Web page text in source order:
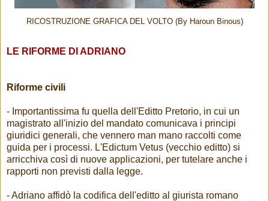
RICOSTRUZIONE GRAFICA DEL VOLTO (By Haroun Binous)
LE RIFORME DI ADRIANO
Riforme civili
- Importantissima fu quella dell'Editto Pretorio, in cui un
magistrato all'inizio del mandato comunicava i principi
giuridici generali, che vennero man mano raccolti come
guida per i processi. L'Edictum Vetus (vecchio editto) si
arricchiva così di nuove applicazioni, per tutelare anche i
rapporti non previsti dalla legge.
- Adriano affidò la codifica dell'editto al giurista romano